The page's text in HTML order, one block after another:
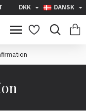
DKK DANSK